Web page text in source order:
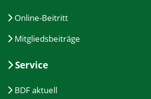
Online-Beitritt
Mitgliedsbeiträge
Service
BDF aktuell